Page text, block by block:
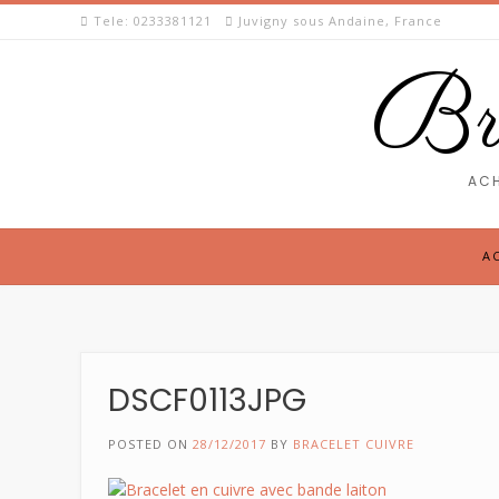
Skip
Tele: 0233381121 Juvigny sous Andaine, France
DSCF0113JPG
POSTED ON 28/12/2017 BY BRACELET CUIVRE